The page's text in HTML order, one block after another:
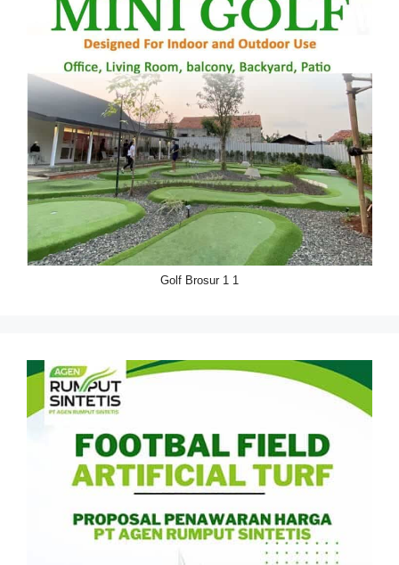
Golf Brosur 1 1